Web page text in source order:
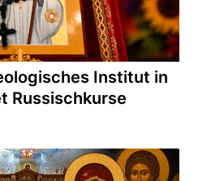
Institut in
Russischkurse